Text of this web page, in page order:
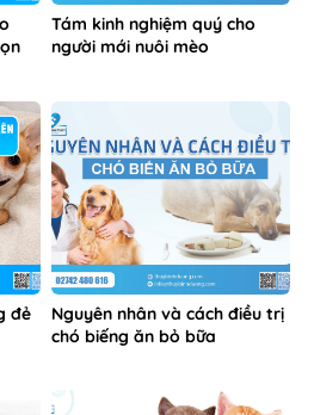
Tám kinh nghiệm quý cho
người mới nuôi mèo
đẻ
Nguyên nhân và cách điều trị
chó biếng ăn bỏ bữa